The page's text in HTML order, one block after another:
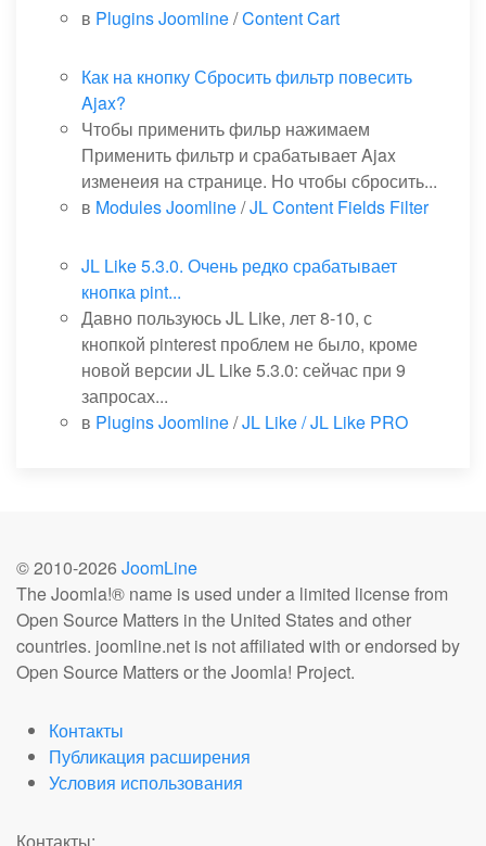
в Plugins Joomline/Content Cart
Как на кнопку Сбросить фильтр повесить
Ajax?
Чтобы применить фильр нажимаем
Применить фильтр и срабатывает Ajax
изменеия на странице. Но чтобы сбросить...
в Modules Joomline/JL Content Fields Filter
JL Like 5.3.0. Очень редко срабатывает
кнопка pint...
Давно пользуюсь JL Like, лет 8-10, с
кнопкой pinterest проблем не было, кроме
новой версии JL Like 5.3.0: сейчас при 9
запросах...
в Plugins Joomline/JL Like / JL Like PRO
© 2010-2026 JoomLine
The Joomla!® name is used under a limited license from
Open Source Matters in the United States and other
countries. joomline.net is not affiliated with or endorsed by
Open Source Matters or the Joomla! Project.
Контакты
Публикация расширения
Условия использования